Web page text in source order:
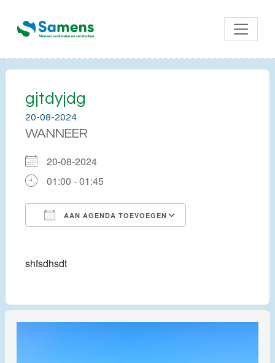
gjtdyjdg
20-08-2024
WANNEER
20-08-2024
01:00 - 01:45
AAN AGENDA TOEVOEGEN
shfsdhsdt